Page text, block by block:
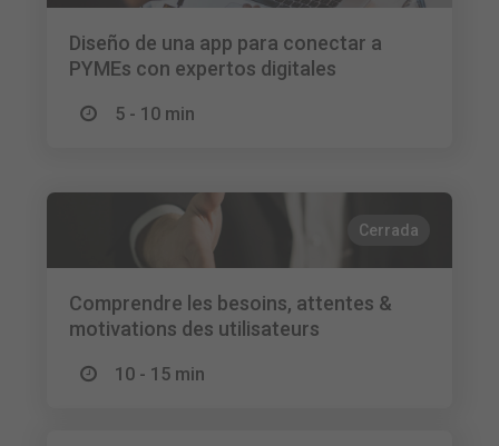
Diseño de una app para conectar a
PYMEs con expertos digitales
5 - 10 min
Cerrada
Comprendre les besoins, attentes &
motivations des utilisateurs
10 - 15 min